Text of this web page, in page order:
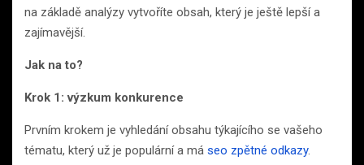
na základě analýzy vytvoříte obsah, který je ještě lepší a
zajímavější.
Jak na to?
Krok 1: výzkum konkurence
Prvním krokem je vyhledání obsahu týkajícího se vašeho
tématu, který už je populární a má seo zpětné odkazy.